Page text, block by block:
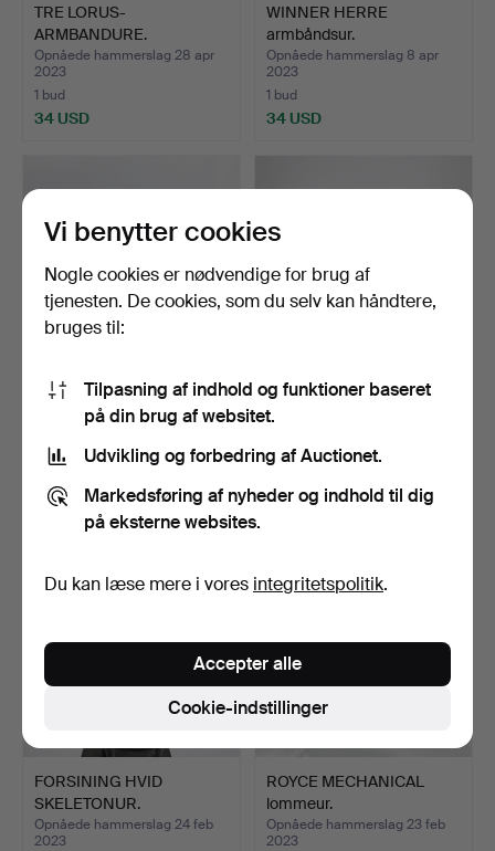
TRE LORUS-
ARMBANDURE.
Opnåede hammerslag 28 apr
2023
1 bud
34 USD
WINNER HERRE
armbåndsur.
Opnåede hammerslag 8 apr
2023
1 bud
34 USD
FORSINING HERREUR.
2023
34 USD
FORSINING UR.
2023
36 USD
FORSINING HVID
SKELETONUR.
Opnåede hammerslag 24 feb
2023
ROYCE MECHANICAL
lommeur.
Opnåede hammerslag 23 feb
2023
Vi benytter cookies
Nogle cookies er nødvendige for brug af
tjenesten. De cookies, som du selv kan håndtere,
bruges til:
Tilpasning af indhold og funktioner baseret
på din brug af websitet.
Udvikling og forbedring af Auctionet.
Markedsføring af nyheder og indhold til dig
på eksterne websites.
Du kan læse mere i vores integritetspolitik.
Cookie-indstillinger
Accepter alle